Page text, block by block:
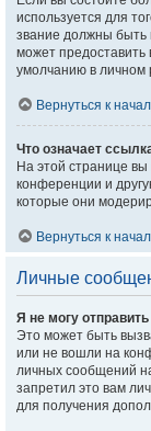
используется для
звание должны быть
может
умолчанию в личном
Вернуться к
Что означает
На этой странице
конференции и
которые они
Вернуться к
Личные
Я не могу
Это может быть
или не вошли на
личных сообщений
запретил это вам
для получения